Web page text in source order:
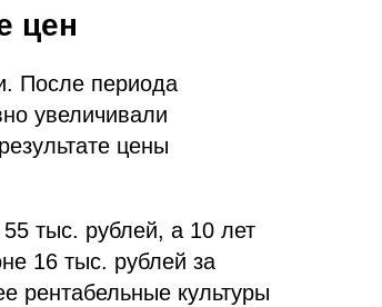
цен
После периода
увеличивали
цены
тыс. рублей, а 10 лет
16 тыс. рублей за
рентабельные культуры